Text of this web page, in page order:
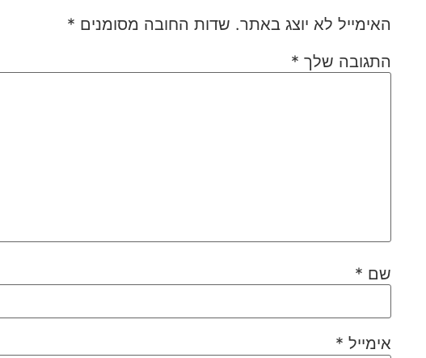
האימייל לא יוצג באתר. שדות החובה מסומנים *
התגובה שלך *
שם *
אימייל *